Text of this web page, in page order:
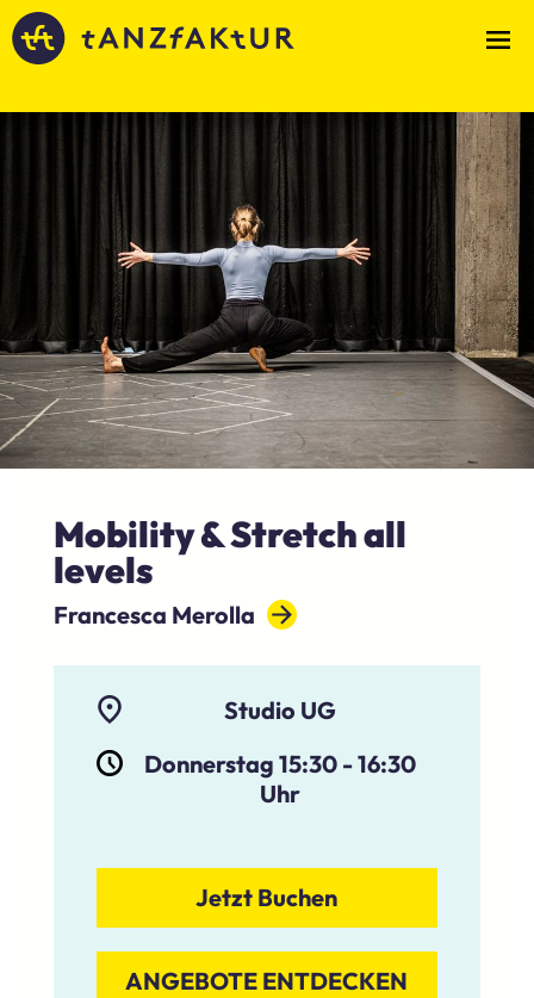
Mobility & Stretch all
levels
Francesca Merolla
Studio UG
Donnerstag 15:30 -16:30
Uhr
Jetzt Buchen
ANGEBOTE ENTDECKEN